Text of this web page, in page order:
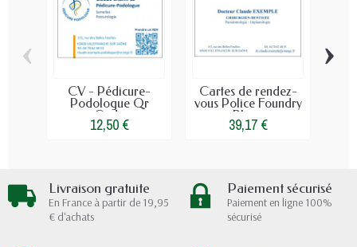
CV - Pédicure-
Podologue Qr
Code
12,50 €
Cartes de rendez-
vous Police Foundry
Bleue
39,17 €
‹ ›
Livraison gratuite
En France à partir de 19,95
€ d'achats
Paiement sécurisé
Paiement en ligne 100%
sécurisé